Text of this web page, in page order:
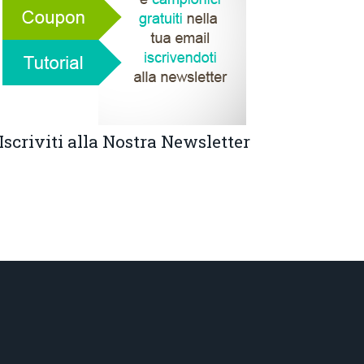
Iscriviti alla Nostra Newsletter